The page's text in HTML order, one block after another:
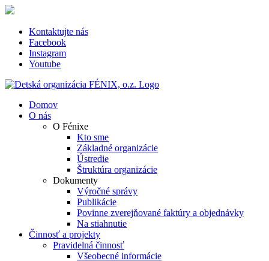
Skip
contentKontaktujte nás
Facebook
Instagram
Youtube
Domov
O nás
O Fénixe
Kto sme
Základné organizácie
Ústredie
Štruktúra organizácie
Dokumenty
Výročné správy
Publikácie
Povinne zverejňované faktúry a objednávky
Na stiahnutie
Činnosť a projekty
Pravidelná činnosť
Všeobecné informácie